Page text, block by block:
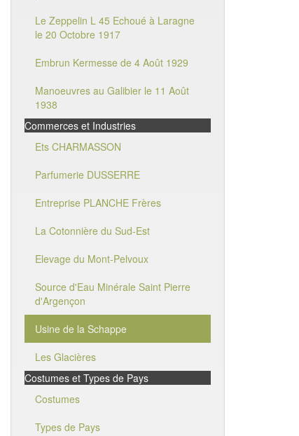
Le Zeppelin L 45 Echoué à Laragne
le 20 Octobre 1917
Embrun Kermesse de 4 Août 1929
Manoeuvres au Galibier le 11 Août
1938
Commerces et Industries
Ets CHARMASSON
Parfumerie DUSSERRE
Entreprise PLANCHE Frères
La Cotonnière du Sud-Est
Elevage du Mont-Pelvoux
Source d'Eau Minérale Saint Pierre
d'Argençon
Usine de la Schappe
Les Glacières
Costumes et Types de Pays
Costumes
Types de Pays